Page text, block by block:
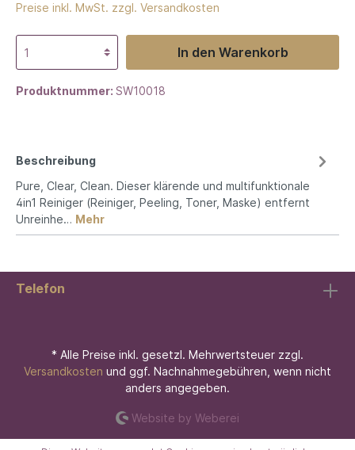
Preise inkl. MwSt. zzgl. Versandkosten
In den Warenkorb
Produktnummer: SW10018
Beschreibung
Pure, Clear, Clean. Dieser klärende und multifunktionale
4in1 Reiniger (Reiniger, Peeling, Toner, Maske) entfernt
Unreinhe… Mehr
Telefon
* Alle Preise inkl. gesetzl. Mehrwertsteuer zzgl.
Versandkosten und ggf. Nachnahmegebühren, wenn nicht
anders angegeben.
Website by Weberei